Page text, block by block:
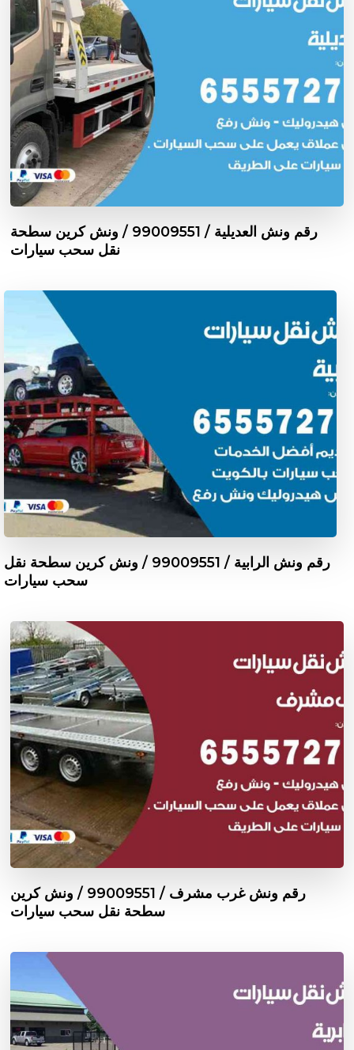
رقم ونش العديلية / 99009551‬ / ونش كرين سطحة
نقل سحب سيارات
رقم ونش الرابية / 99009551‬ / ونش كرين سطحة نقل
سحب سيارات
رقم ونش غرب مشرف / 99009551‬ / ونش كرين
سطحة نقل سحب سيارات